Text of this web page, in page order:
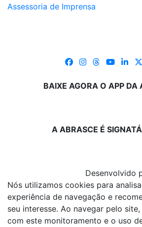
Assessoria de Imprensa
BAIXE AGORA O APP DA
A ABRASCE É
Desenvolvido
Nós utilizamos cookies para
experiência de navegação e
seu interesse. Ao navegar pelo
com este monitoramento e o uso